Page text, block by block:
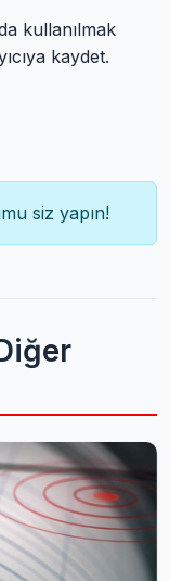
kullanılmak
kaydet.
siz yapın!